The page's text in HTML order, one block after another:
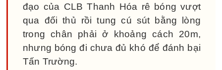
đạo của CLB Thanh Hóa rê bóng vượt
qua đối thủ rồi tung cú sút bằng lòng
trong chân phải ở khoảng cách 20m,
nhưng bóng đi chưa đủ khó để đánh bại
Tấn Trường.